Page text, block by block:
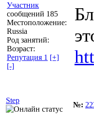
Участник
сообщений 185
Местоположение:
Russia
Род занятий:
Возраст:
Репутация 1 [+]
[-]
Step
№: